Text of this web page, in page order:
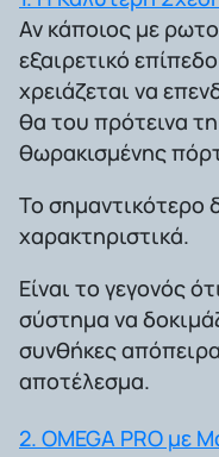
Αν κάποιος με
εξαιρετικό
χρειάζεται να
θα του πρότεινα
θωρακισμένης
Το σημαντικότερο
χαρακτηριστικά.
Είναι το γεγονός
σύστημα να
συνθήκες
αποτέλεσμα.
2. OMEGA PRO με